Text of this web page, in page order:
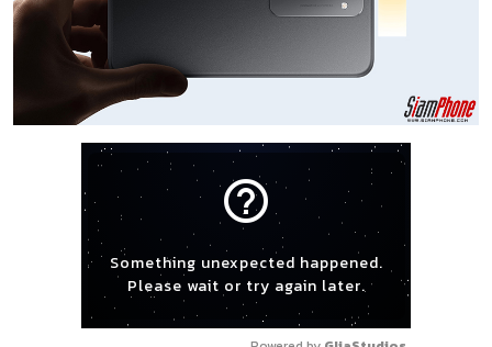
help_outline
Something unexpected happened.
Please wait or try again later.